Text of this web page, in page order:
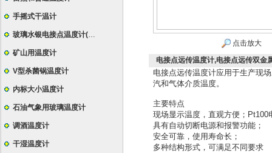
手摇式干温计
玻璃水银电接点温度计(导电表)
矿山用温度计
V型杀菌锅温度计
内标大小温度计
石油气象用玻璃温度计
调酒温度计
干湿温度计
点击放大
电接点远传温度计,电接点远传双金
电接点远传温度计应用于生产现
汽和气体介质温度。
主要特点
现场显示温度，直观方便；Pt100
具有自动切断电源和报警功能；
安全可靠，使用寿命长；
多种结构形式，可满足不同要求